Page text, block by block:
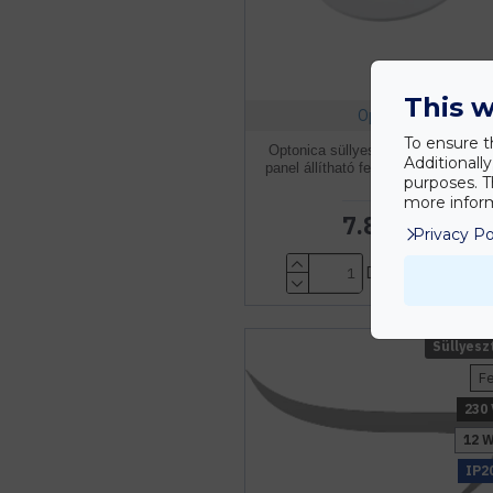
Optonica
Optonica süllyesztett kerek CCT
panel állítható fehér fény 3000K-
7.880 Ft
Db
12
230
This
To ensure
purposes.
more
Privacy